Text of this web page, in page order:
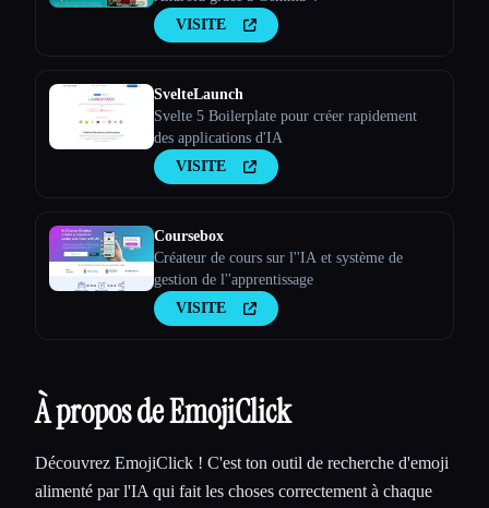
VISITE
SvelteLaunch
Svelte 5 Boilerplate pour créer rapidement
des applications d'IA
VISITE
Coursebox
Créateur de cours sur l''IA et système de
gestion de l''apprentissage
VISITE
À propos de EmojiClick
Découvrez EmojiClick ! C'est ton outil de recherche d'emoji
alimenté par l'IA qui fait les choses correctement à chaque